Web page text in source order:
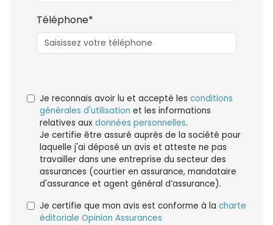
Téléphone*
Je reconnais avoir lu et accepté les conditions
générales d'utilisation et les informations
relatives aux données personnelles.
Je certifie être assuré auprès de la société pour
laquelle j'ai déposé un avis et atteste ne pas
travailler dans une entreprise du secteur des
assurances (courtier en assurance, mandataire
d'assurance et agent général d’assurance).
Je certifie que mon avis est conforme à la charte
éditoriale Opinion Assurances